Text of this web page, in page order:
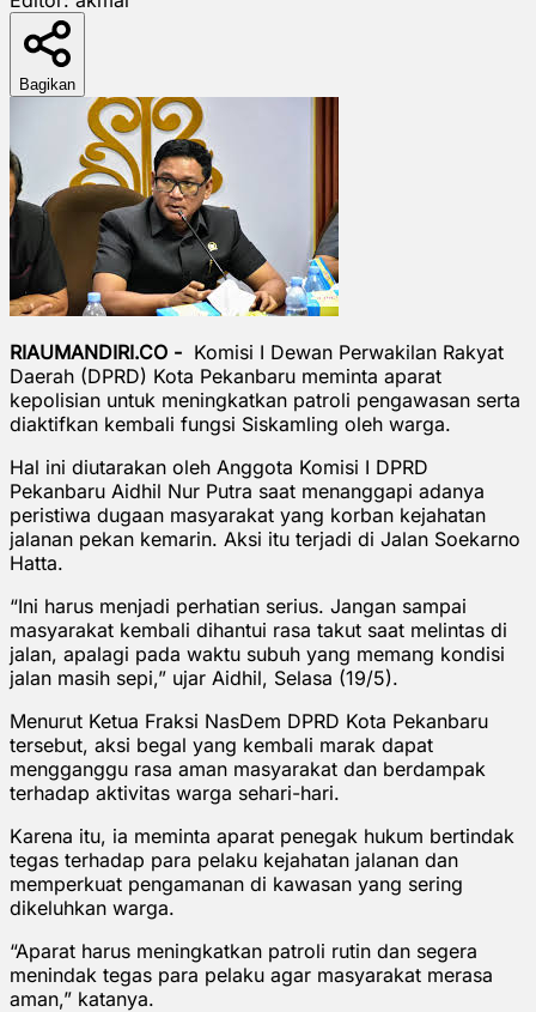
Bagikan
RIAUMANDIRI.CO - Komisi I Dewan Perwakilan Rakyat
Daerah (DPRD) Kota Pekanbaru meminta aparat
kepolisian untuk meningkatkan patroli pengawasan serta
diaktifkan kembali fungsi Siskamling oleh warga.
Hal ini diutarakan oleh Anggota Komisi I DPRD
Pekanbaru Aidhil Nur Putra saat menanggapi adanya
peristiwa dugaan masyarakat yang korban kejahatan
jalanan pekan kemarin. Aksi itu terjadi di Jalan Soekarno
Hatta.
“Ini harus menjadi perhatian serius. Jangan sampai
masyarakat kembali dihantui rasa takut saat melintas di
jalan, apalagi pada waktu subuh yang memang kondisi
jalan masih sepi,” ujar Aidhil, Selasa (19/5).
Menurut Ketua Fraksi NasDem DPRD Kota Pekanbaru
tersebut, aksi begal yang kembali marak dapat
mengganggu rasa aman masyarakat dan berdampak
terhadap aktivitas warga sehari-hari.
Karena itu, ia meminta aparat penegak hukum bertindak
tegas terhadap para pelaku kejahatan jalanan dan
memperkuat pengamanan di kawasan yang sering
dikeluhkan warga.
“Aparat harus meningkatkan patroli rutin dan segera
menindak tegas para pelaku agar masyarakat merasa
aman,” katanya.